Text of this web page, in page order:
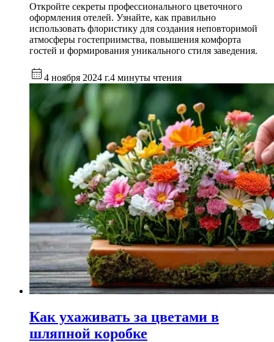
Откройте секреты профессионального цветочного
оформления отелей. Узнайте, как правильно
использовать флористику для создания неповторимой
атмосферы гостеприимства, повышения комфорта
гостей и формирования уникального стиля заведения.
4 ноября 2024 г.4 минуты чтения
Как ухаживать за цветами в
шляпной коробке